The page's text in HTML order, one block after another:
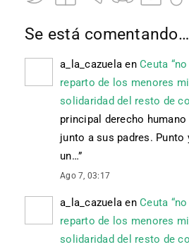
Se está comentando…
a_la_cazuela en Ceuta
reparto de los menores
solidaridad del resto de
principal derecho
junto a sus padres. Punto
un…”
Ago 7, 03:17
a_la_cazuela en Ceuta
reparto de los menores
solidaridad del resto de